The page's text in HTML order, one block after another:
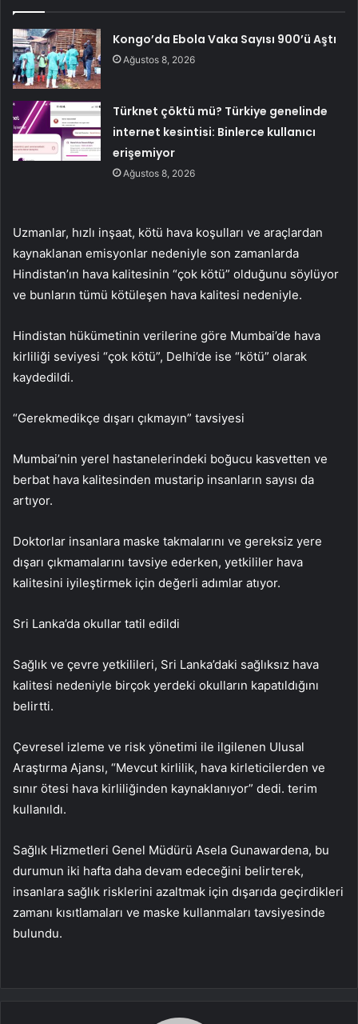
Kongo’da Ebola Vaka Sayısı 900’ü Aştı
Ağustos 8, 2026
Türknet çöktü mü? Türkiye genelinde
internet kesintisi: Binlerce kullanıcı
erişemiyor
Ağustos 8, 2026
Uzmanlar, hızlı inşaat, kötü hava koşulları ve araçlardan
kaynaklanan emisyonlar nedeniyle son zamanlarda
Hindistan’ın hava kalitesinin “çok kötü” olduğunu söylüyor
ve bunların tümü kötüleşen hava kalitesi nedeniyle.
Hindistan hükümetinin verilerine göre Mumbai’de hava
kirliliği seviyesi “çok kötü”, Delhi’de ise “kötü” olarak
kaydedildi.
“Gerekmedikçe dışarı çıkmayın” tavsiyesi
Mumbai’nin yerel hastanelerindeki boğucu kasvetten ve
berbat hava kalitesinden mustarip insanların sayısı da
artıyor.
Doktorlar insanlara maske takmalarını ve gereksiz yere
dışarı çıkmamalarını tavsiye ederken, yetkililer hava
kalitesini iyileştirmek için değerli adımlar atıyor.
Sri Lanka’da okullar tatil edildi
Sağlık ve çevre yetkilileri, Sri Lanka’daki sağlıksız hava
kalitesi nedeniyle birçok yerdeki okulların kapatıldığını
belirtti.
Çevresel izleme ve risk yönetimi ile ilgilenen Ulusal
Araştırma Ajansı, “Mevcut kirlilik, hava kirleticilerden ve
sınır ötesi hava kirliliğinden kaynaklanıyor” dedi. terim
kullanıldı.
Sağlık Hizmetleri Genel Müdürü Asela Gunawardena, bu
durumun iki hafta daha devam edeceğini belirterek,
insanlara sağlık risklerini azaltmak için dışarıda geçirdikleri
zamanı kısıtlamaları ve maske kullanmaları tavsiyesinde
bulundu.